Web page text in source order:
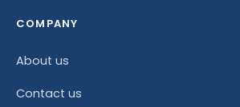
COMPANY
About us
Contact us